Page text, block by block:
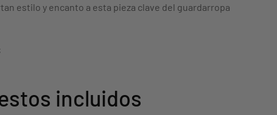
estilo y encanto a esta pieza clave del guardarropa
incluidos